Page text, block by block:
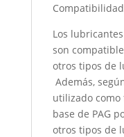
Los
son
otros tipos de
Además,
utilizado
base de PAG
otros tipos de